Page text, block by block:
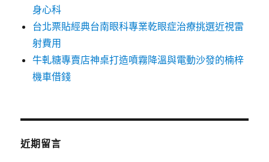
身心科
台北票貼經典台南眼科專業乾眼症治療挑選近視雷
射費用
牛軋糖專賣店神桌打造噴霧降溫與電動沙發的楠梓
機車借錢
近期留言